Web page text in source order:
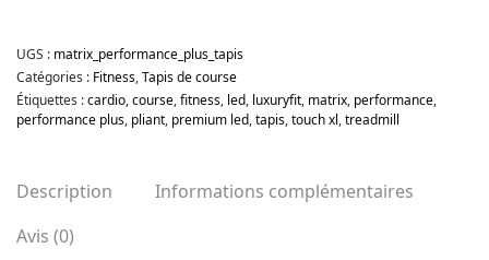
UGS : matrix_performance_plus_tapis
Catégories : Fitness,Tapis de course
Étiquettes :cardio,course,fitness, led, luxuryfit, matrix, performance,
performance plus, pliant, premium led,tapis,touch xl,treadmill
Description
Informations complémentaires
Avis (0)